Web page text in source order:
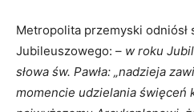
Metropolita przemyski odniósł
Jubileuszowego: – w roku
słowa św. Pawła: „nadzieja
momencie udzielania święceń